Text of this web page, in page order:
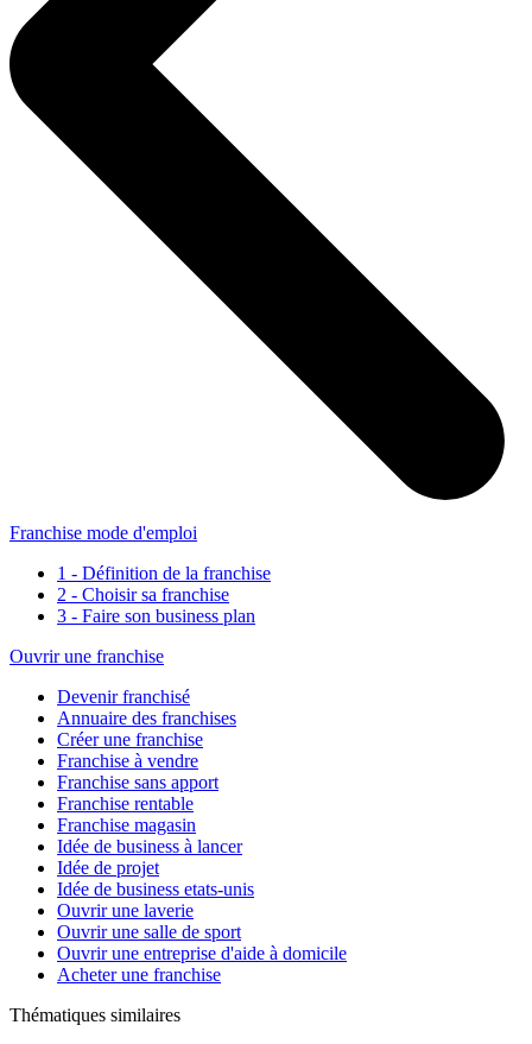
Franchise mode d'emploi
1 - Définition de la franchise
2 - Choisir sa franchise
3 - Faire son business plan
Ouvrir une franchise
Devenir franchisé
Annuaire des franchises
Créer une franchise
Franchise à vendre
Franchise sans apport
Franchise rentable
Franchise magasin
Idée de business à lancer
Idée de projet
Idée de business etats-unis
Ouvrir une laverie
Ouvrir une salle de sport
Ouvrir une entreprise d'aide à domicile
Acheter une franchise
Thématiques similaires